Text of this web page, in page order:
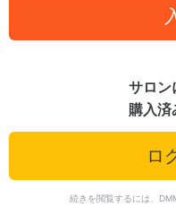
サロン
購入済
ロ
続きを閲覧するには、